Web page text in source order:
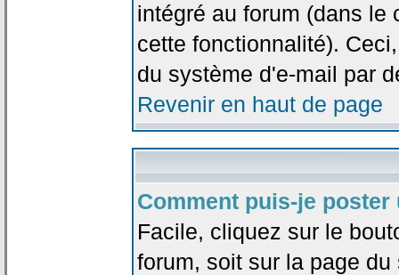
intégré au forum (dans le
cette fonctionnalité).
du système d'e-mail par
Revenir en haut de page
Comment puis-je
Facile, cliquez sur le
forum, soit sur la page